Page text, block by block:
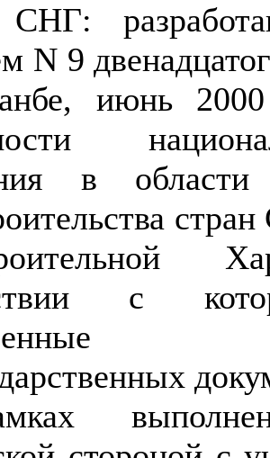
N 9
июнь
в области
с